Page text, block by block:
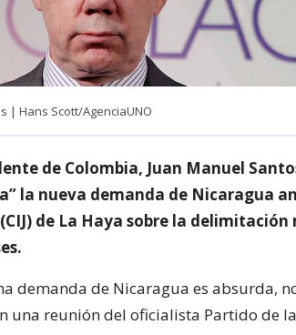
| Hans Scott/AgenciaUNO
de Colombia, Juan Manuel
la nueva demanda de Nicaragua
de La Haya sobre la
demanda de Nicaragua es absurda,
una reunión del oficialista Partido de